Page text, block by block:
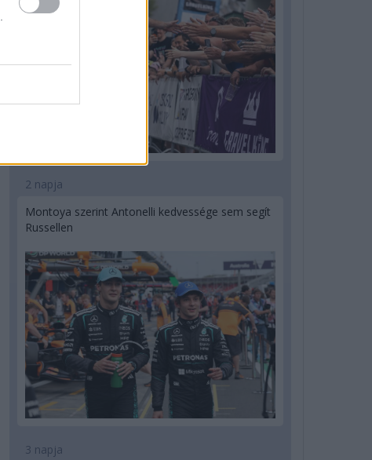
2 napja
Montoya szerint Antonelli kedvessége sem segít
Russellen
3 napja